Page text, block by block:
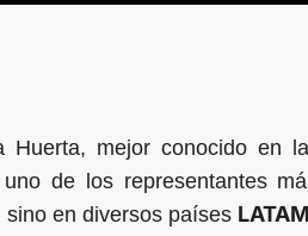
mejor conocido en
de los representantes
en diversos países LATAM